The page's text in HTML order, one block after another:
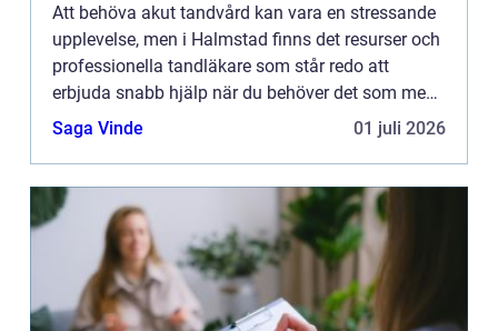
Att behöva akut tandvård kan vara en stressande
upplevelse, men i Halmstad finns det resurser och
professionella tandläkare som står redo att
erbjuda snabb hjälp när du behöver det som mest.
I denna artikel kommer...
Saga Vinde 01 juli 2026